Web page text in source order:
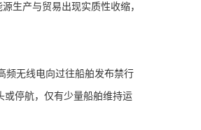
生产与贸易出现实质性收缩，
无线电向过往船舶发布禁行
或停航，仅有少量船舶维持运